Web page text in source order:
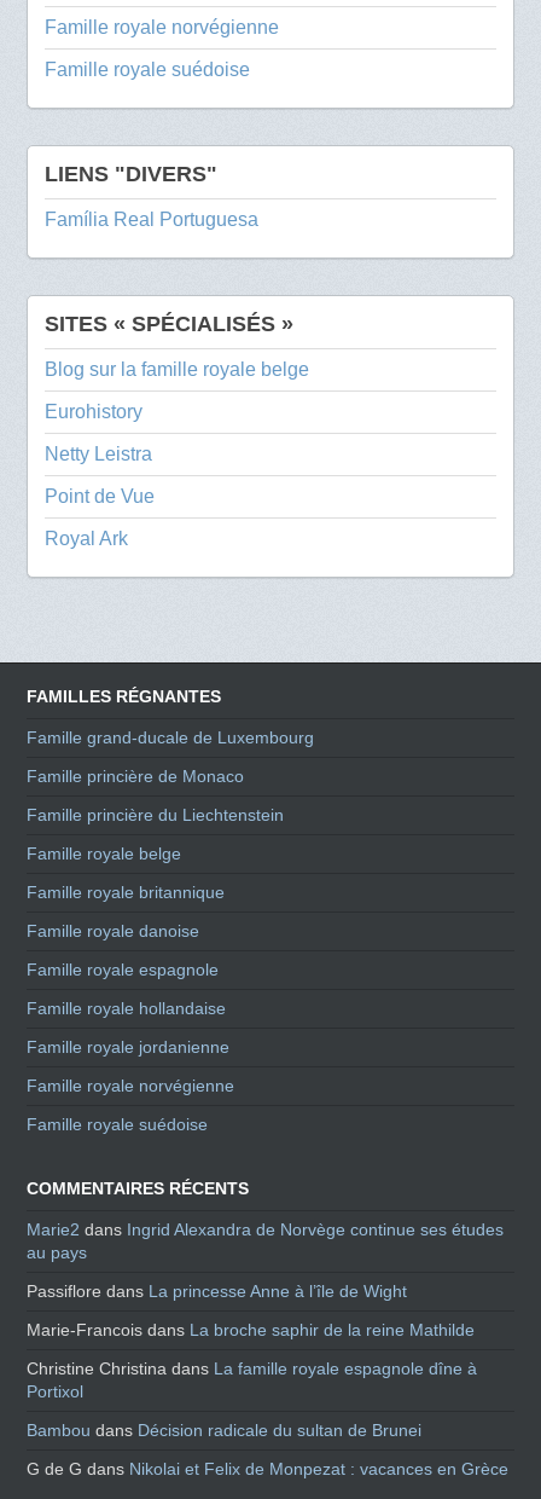
Famille royale norvégienne
Famille royale suédoise
LIENS "DIVERS"
Família Real Portuguesa
SITES « SPÉCIALISÉS »
Blog sur la famille royale belge
Eurohistory
Netty Leistra
Point de Vue
Royal Ark
FAMILLES RÉGNANTES
Famille grand-ducale de Luxembourg
Famille princière de Monaco
Famille princière du Liechtenstein
Famille royale belge
Famille royale britannique
Famille royale danoise
Famille royale espagnole
Famille royale hollandaise
Famille royale jordanienne
Famille royale norvégienne
Famille royale suédoise
COMMENTAIRES RÉCENTS
Marie2 dans Ingrid Alexandra de Norvège continue ses études
au pays
Passiflore dans La princesse Anne à l’île de Wight
Marie-Francois dans La broche saphir de la reine Mathilde
Christine Christina dans La famille royale espagnole dîne à
Portixol
Bambou dans Décision radicale du sultan de Brunei
G de G dans Nikolai et Felix de Monpezat : vacances en Grèce